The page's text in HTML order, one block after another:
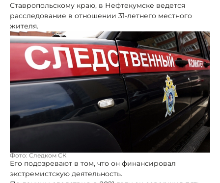
Ставропольскому краю, в Нефтекумске ведется
расследование в отношении 31-летнего местного
жителя.
Фото: Следком СК
Его подозревают в том, что он финансировал
экстремистскую деятельность.